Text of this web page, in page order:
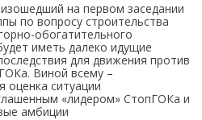
на первом заседании
по вопросу строительства
обогатительного
иметь далеко идущие
для движения против
Виной всему –
оценка ситуации
«лидером» СтопГОКа и
амбиции